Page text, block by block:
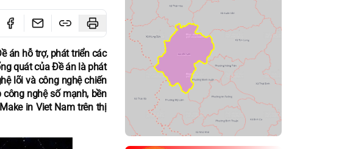
án hỗ trợ, phát triển các
quát của Đề án là phát
lõi và công nghệ chiến
nghệ số mạnh, bền
in Viet Nam trên thị